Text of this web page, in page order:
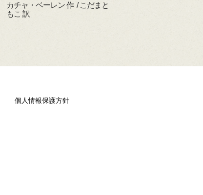
カチャ・ベーレン 作 / こだまと
もこ 訳
個人情報保護方針